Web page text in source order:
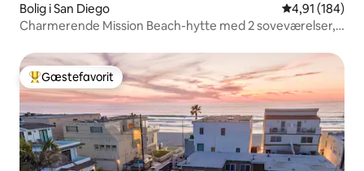
Bolig i San Diego 4,91 ud af 5 i
4,91 (184)
Charmerende Mission Beach-hytte med 2 soveværelser,
Bedste gæstefavorit
Gæstefavorit